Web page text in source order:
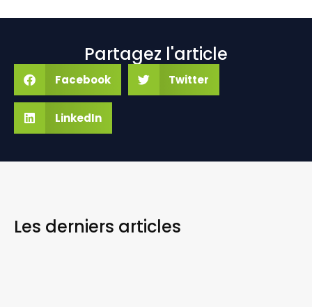
Partagez l'article
Facebook Twitter
LinkedIn
Les derniers articles